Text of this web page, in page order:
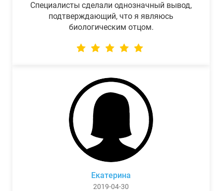
Специалисты сделали однозначный вывод,
подтверждающий, что я являюсь
биологическим отцом.
Екатерина
2019-04-30